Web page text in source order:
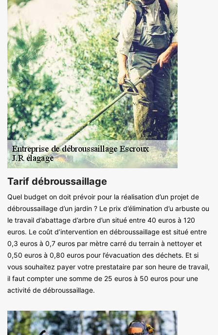
Tarif débroussaillage
Quel budget on doit prévoir pour la réalisation d’un projet de
débroussaillage d’un jardin ? Le prix d’élimination d’u arbuste ou
le travail d’abattage d’arbre d’un situé entre 40 euros à 120
euros. Le coût d’intervention en débroussaillage est situé entre
0,3 euros à 0,7 euros par mètre carré du terrain à nettoyer et
0,50 euros à 0,80 euros pour l’évacuation des déchets. Et si
vous souhaitez payer votre prestataire par son heure de travail,
il faut compter une somme de 25 euros à 50 euros pour une
activité de débroussaillage.